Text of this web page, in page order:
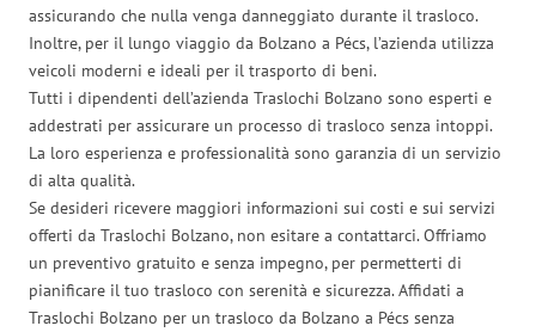
assicurando che nulla venga danneggiato durante il trasloco.
Inoltre, per il lungo viaggio da Bolzano a Pécs, l’azienda utilizza
veicoli moderni e ideali per il trasporto di beni.
Tutti i dipendenti dell’azienda Traslochi Bolzano sono esperti e
addestrati per assicurare un processo di trasloco senza intoppi.
La loro esperienza e professionalità sono garanzia di un servizio
di alta qualità.
Se desideri ricevere maggiori informazioni sui costi e sui servizi
offerti da Traslochi Bolzano, non esitare a contattarci. Offriamo
un preventivo gratuito e senza impegno, per permetterti di
pianificare il tuo trasloco con serenità e sicurezza. Affidati a
Traslochi Bolzano per un trasloco da Bolzano a Pécs senza